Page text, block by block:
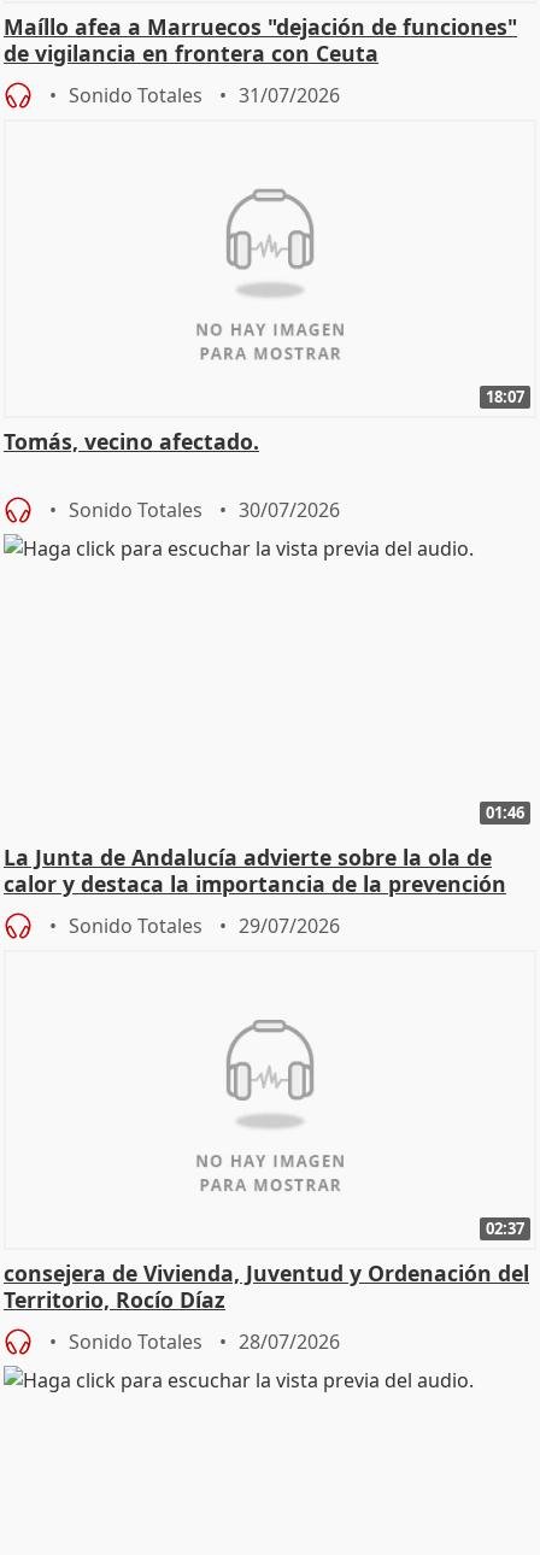
Maíllo afea a Marruecos "dejación de funciones"
de vigilancia en frontera con Ceuta
Sonido Totales 31/07/2026
18:07
Tomás, vecino afectado.
Sonido Totales 30/07/2026
01:46
La Junta de Andalucía advierte sobre la ola de
calor y destaca la importancia de la prevención
Sonido Totales 29/07/2026
02:37
consejera de Vivienda, Juventud y Ordenación del
Territorio, Rocío Díaz
Sonido Totales 28/07/2026